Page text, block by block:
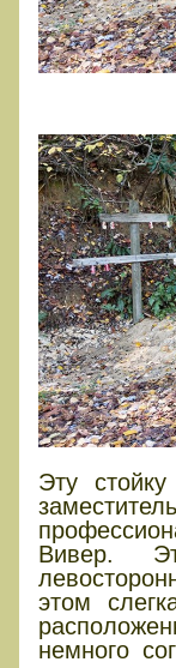
Эту
Вивер.
этом
немного